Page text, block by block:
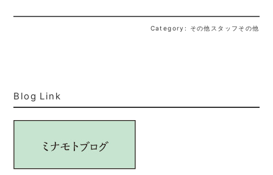
Blog Link
Category: その他スタッフその他